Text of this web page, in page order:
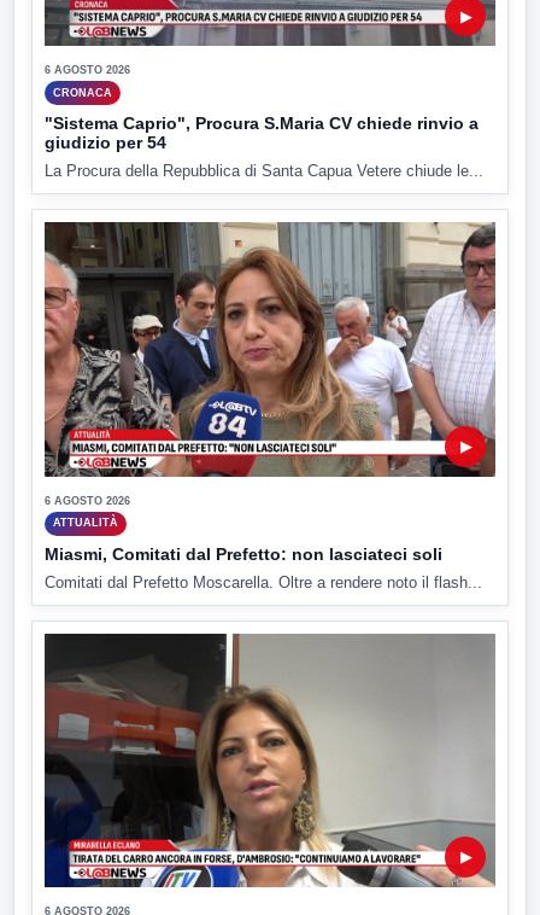
▶
6 AGOSTO 2026
CRONACA
"Sistema Caprio", Procura S.Maria CV chiede rinvio a
giudizio per 54
La Procura della Repubblica di Santa Capua Vetere chiude le...
▶
6 AGOSTO 2026
ATTUALITÀ
Miasmi, Comitati dal Prefetto: non lasciateci soli
Comitati dal Prefetto Moscarella. Oltre a rendere noto il flash...
▶
6 AGOSTO 2026